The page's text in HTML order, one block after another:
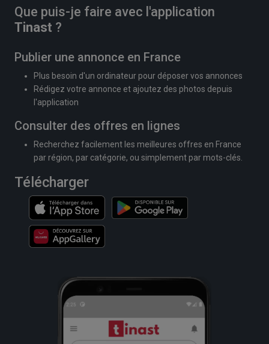
Que puis-je faire avec l'application
Tinast ?
Publier une annonce en France
Plus besoin d'un ordinateur pour déposer vos annonces
Rédigez votre annonce et ajoutez des photos depuis
l'application
Consulter des offres en lignes
Recherchez facilement les meilleures offres en France
par région, par catégorie, ou simplement par mots-clés.
Télécharger